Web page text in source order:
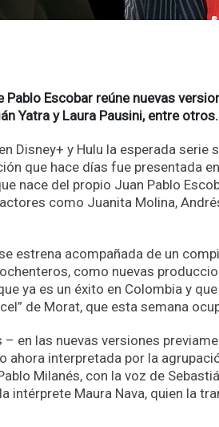
Escobar reúne nuevas
Yatra y Laura Pausini, entre otros.
Disney+ y Hulu la esperada serie
que hace días fue presentada
nace del propio Juan Pablo
como Juanita Molina,
estrena acompañada de un
como nuevas
ya es un éxito en Colombia y
de Morat, que esta semana
en las nuevas versiones
ahora interpretada por la
Milanés, con la voz de
intérprete Maura Nava, quien la